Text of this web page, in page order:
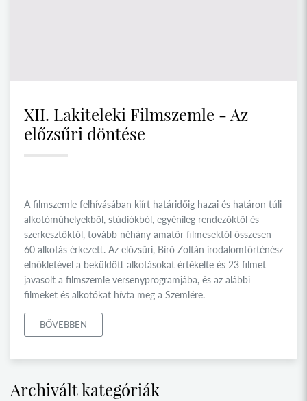
XII. Lakiteleki Filmszemle - Az
előzsűri döntése
A filmszemle felhívásában kiírt határidőig hazai és határon túli
alkotóműhelyekből, stúdiókból, egyénileg rendezőktől és
szerkesztőktől, tovább néhány amatőr filmesektől összesen
60 alkotás érkezett. Az előzsűri, Bíró Zoltán irodalomtörténész
elnökletével a beküldött alkotásokat értékelte és 23 filmet
javasolt a filmszemle versenyprogramjába, és az alábbi
filmeket és alkotókat hívta meg a Szemlére.
BŐVEBBEN
Archivált kategóriák